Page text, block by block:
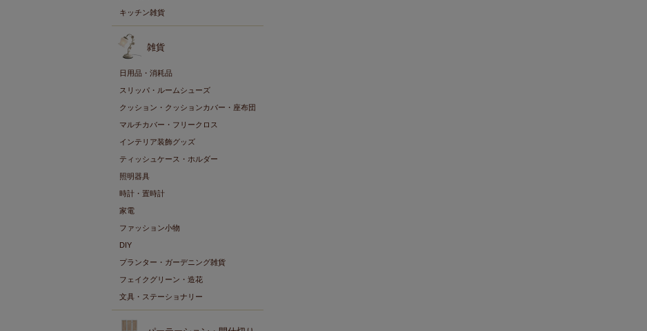
キッチン雑貨
雑貨
日用品・消耗品
スリッパ・ルームシューズ
クッション・クッションカバー・座布団
マルチカバー・フリークロス
インテリア装飾グッズ
ティッシュケース・ホルダー
照明器具
時計・置時計
家電
ファッション小物
DIY
プランター・ガーデニング雑貨
フェイクグリーン・造花
文具・ステーショナリー